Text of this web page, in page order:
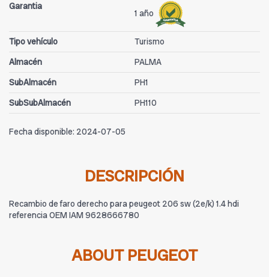
Garantia
1 año
Tipo vehículo
Turismo
Almacén
PALMA
SubAlmacén
PH1
SubSubAlmacén
PH110
Fecha disponible: 2024-07-05
DESCRIPCIÓN
Recambio de faro derecho para peugeot 206 sw (2e/k) 1.4 hdi
referencia OEM IAM 9628666780
ABOUT PEUGEOT